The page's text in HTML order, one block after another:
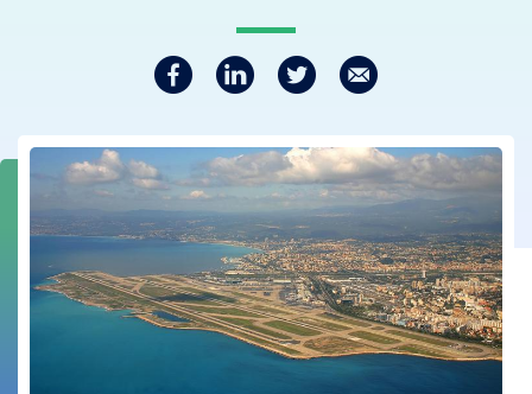
Partager
r
a
e
z
u
r
F
a
r
t
a
e
z
s
u
r
L
i
n
r
t
a
g
e
z
s
u
r
T
w
i
u
r
r
i
e
l